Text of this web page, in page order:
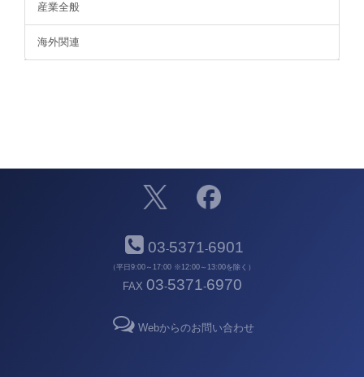
産業全般
海外関連
03-5371-6901
（平日9:00～17:00 ※12:00～13:00を除く）
FAX 03-5371-6970
Webからのお問い合わせ